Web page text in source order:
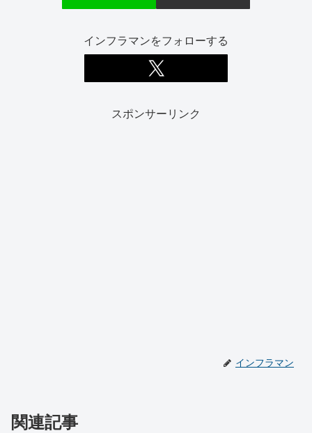
インフラマンをフォローする
スポンサーリンク
インフラマン
関連記事